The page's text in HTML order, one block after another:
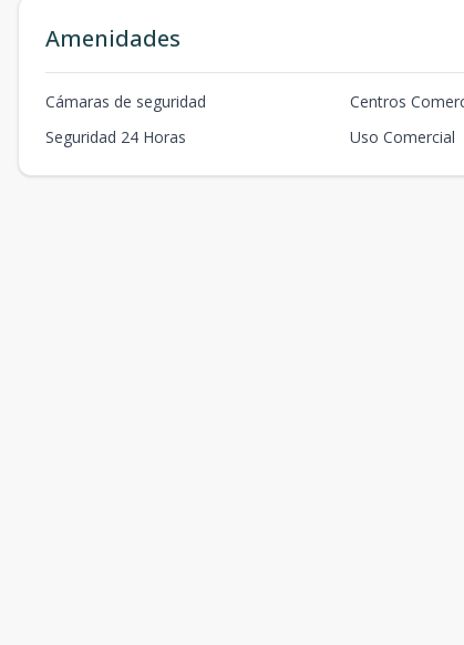
Amenidades
Cámaras de seguridad Centros
Seguridad 24 Horas
Uso Comercial